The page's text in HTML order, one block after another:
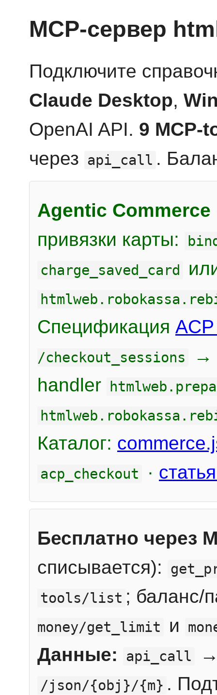
MCP-сервер
Подключите
Claude Desktop,
OpenAI API. 9 MCP-
через api_call .
Agentic Commerce
привязки карты:
charge_saved_card
Спецификация
/checkout_sessions
handler
Каталог:
acp_checkout ·
Бесплатно через
списывается):
tools/list ; баланс/
money/get_limit и
Данные: api_call
/json/{obj}/{m} .